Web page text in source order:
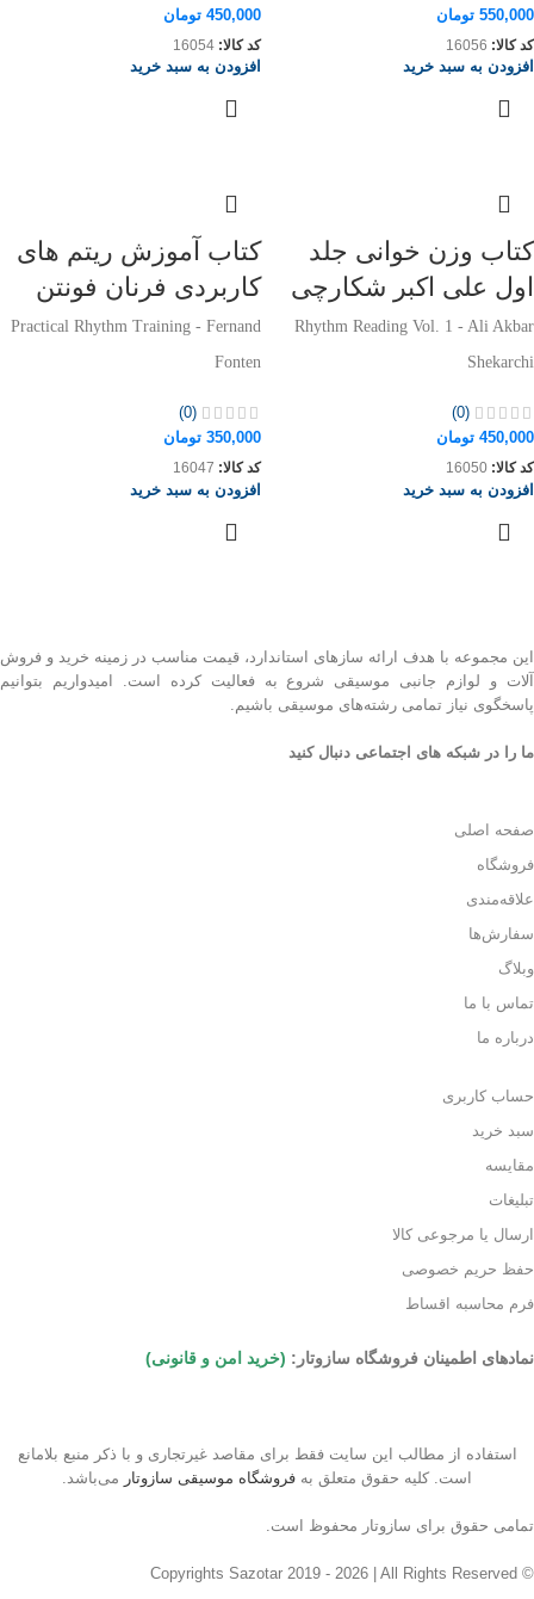
550,000 تومان
کد کالا: 16056
افزودن به سبد خرید
450,000 تومان
کد کالا: 16054
افزودن به سبد خرید
کتاب وزن خوانی جلد
اول علی اکبر شکارچی
Rhythm Reading Vol. 1 - Ali Akbar
Shekarchi
(0)
450,000 تومان
کد کالا: 16050
افزودن به سبد خرید
کتاب آموزش ریتم های
کاربردی فرنان فونتن
Practical Rhythm Training - Fernand
Fonten
(0)
350,000 تومان
کد کالا: 16047
افزودن به سبد خرید
این مجموعه با هدف ارائه سازهای استاندارد، قیمت مناسب در زمینه خرید و فروش
آلات و لوازم جانبی موسیقی شروع به فعالیت کرده است. امیدواریم بتوانیم
پاسخگوی نیاز تمامی رشته‌های موسیقی باشیم.
ما را در شبکه های اجتماعی دنبال کنید
صفحه اصلی
فروشگاه
علاقه‌مندی
سفارش‌ها
وبلاگ
تماس با ما
درباره ما
حساب کاربری
سبد خرید
مقایسه
تبلیغات
ارسال یا مرجوعی کالا
حفظ حریم خصوصی
فرم محاسبه اقساط
نمادهای اطمینان فروشگاه سازوتار: (خرید امن و قانونی)
استفاده از مطالب این سایت فقط برای مقاصد غیرتجاری و با ذکر منبع بلامانع
است. کلیه حقوق متعلق به فروشگاه موسیقی سازوتار می‌باشد.
تمامی حقوق برای سازوتار محفوظ است.
© Copyrights Sazotar 2019 - 2026 | All Rights Reserved